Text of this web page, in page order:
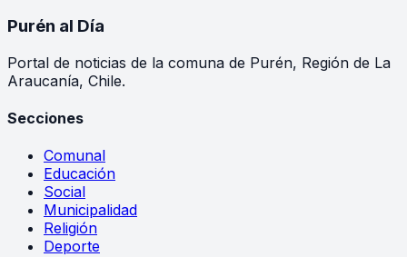
Purén al Día
Portal de noticias de la comuna de Purén, Región de La
Araucanía, Chile.
Secciones
Comunal
Educación
Social
Municipalidad
Religión
Deporte